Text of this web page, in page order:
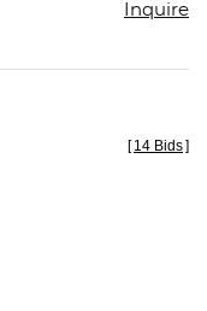
Inquire
[ 14 Bids]